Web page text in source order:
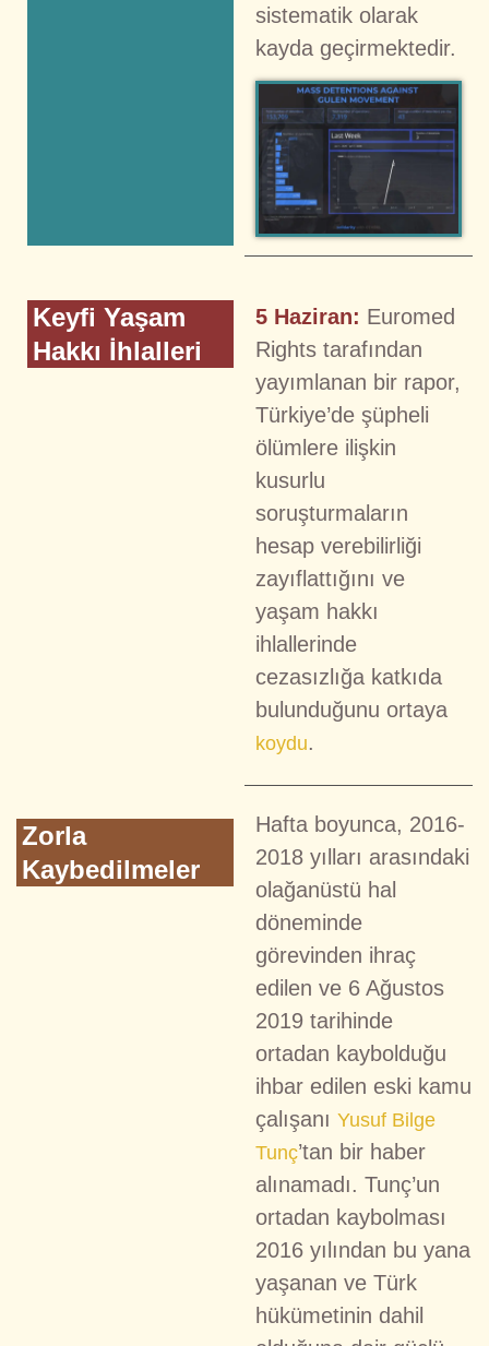
sistematik olarak
kayda geçirmektedir.
Keyfi Yaşam
Hakkı İhlalleri
5 Haziran: Euromed
Rights tarafından
yayımlanan bir rapor,
Türkiye’de şüpheli
ölümlere ilişkin
kusurlu
soruşturmaların
hesap verebilirliği
zayıflattığını ve
yaşam hakkı
ihlallerinde
cezasızlığa katkıda
bulunduğunu ortaya
koydu.
Zorla
Kaybedilmeler
Hafta boyunca, 2016-
2018 yılları arasındaki
olağanüstü hal
döneminde
görevinden ihraç
edilen ve 6 Ağustos
2019 tarihinde
ortadan kaybolduğu
ihbar edilen eski kamu
çalışanı Yusuf Bilge
Tunç’tan bir haber
alınamadı. Tunç’un
ortadan kaybolması
2016 yılından bu yana
yaşanan ve Türk
hükümetinin dahil